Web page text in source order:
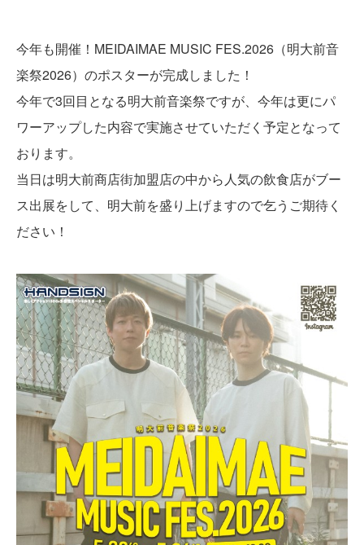
今年も開催！MEIDAIMAE MUSIC FES.2026（明大前音
楽祭2026）のポスターが完成しました！
今年で3回目となる明大前音楽祭ですが、今年は更にパ
ワーアップした内容で実施させていただく予定となって
おります。
当日は明大前商店街加盟店の中から人気の飲食店がブー
ス出展をして、明大前を盛り上げますので乞うご期待く
ださい！